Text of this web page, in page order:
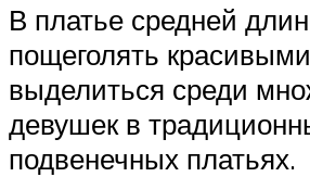
В платье средней
пощеголять
выделиться среди
девушек в
подвенечных платьях.